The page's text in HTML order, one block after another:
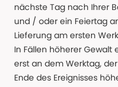
nächste Tag nach Ihrer
und / oder ein Feiertag
Lieferung am ersten
In Fällen höherer Gewalt
erst an dem Werktag,
Ende des Ereignisses